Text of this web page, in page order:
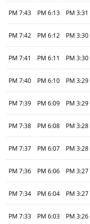
3:31 PM
6:13 PM
7:43 PM
3:30 PM
6:12 PM
7:42 PM
3:30 PM
6:11 PM
7:41 PM
3:29 PM
6:10 PM
7:40 PM
3:29 PM
6:09 PM
7:39 PM
3:28 PM
6:08 PM
7:38 PM
3:28 PM
6:07 PM
7:37 PM
3:27 PM
6:06 PM
7:36 PM
3:27 PM
6:04 PM
7:34 PM
3:26 PM
6:03 PM
7:33 PM